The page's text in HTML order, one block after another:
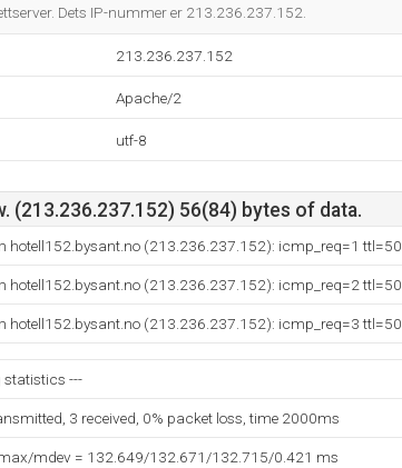
Dets IP-nummer er 213.236.237.152.
213.236.237.152
Apache/2
utf-8
(213.236.237.152) 56(84) bytes of data.
hotell152.bysant.no (213.236.237.152): icmp_req=1 ttl=50
hotell152.bysant.no (213.236.237.152): icmp_req=2 ttl=50
hotell152.bysant.no (213.236.237.152): icmp_req=3 ttl=50
statistics ---
3 received, 0% packet loss, time 2000ms
mdev = 132.649/132.671/132.715/0.421 ms